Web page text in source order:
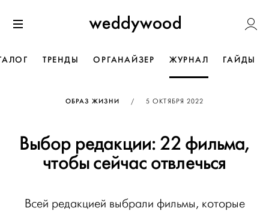
к содержанию
Weddywood
ТРЕНДЫ ОРГАНАЙЗЕР ЖУРНАЛ ГАЙДЫ
ОБРАЗ ЖИЗНИ / ОПУБЛИКОВАНО
5 ОКТЯБРЯ 2022
Выбор редакции: 22 фильма,
чтобы сейчас отвлечься
Всей редакцией выбрали фильмы, которые